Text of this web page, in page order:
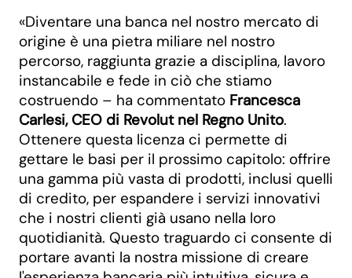
«Diventare una banca nel nostro mercato di
origine è una pietra miliare nel nostro
percorso, raggiunta grazie a disciplina, lavoro
instancabile e fede in ciò che stiamo
costruendo – ha commentato Francesca
Carlesi, CEO di Revolut nel Regno Unito.
Ottenere questa licenza ci permette di
gettare le basi per il prossimo capitolo: offrire
una gamma più vasta di prodotti, inclusi quelli
di credito, per espandere i servizi innovativi
che i nostri clienti già usano nella loro
quotidianità. Questo traguardo ci consente di
portare avanti la nostra missione di creare